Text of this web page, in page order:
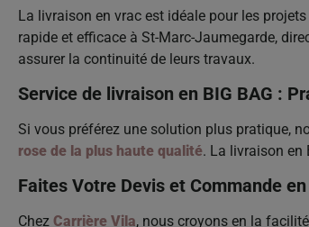
La livraison en vrac est idéale pour les
rapide et efficace à St-Marc-Jaumegarde,
assurer la continuité de leurs travaux.
Service de livraison en BIG BAG :
Si vous préférez une solution plus pratique,
rose de la plus haute qualité. La livraison en
Faites Votre Devis et Commande
Chez Carrière Vila, nous croyons en la